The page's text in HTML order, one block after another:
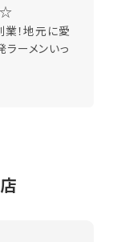
☆
！地元に愛
ーメンいっ